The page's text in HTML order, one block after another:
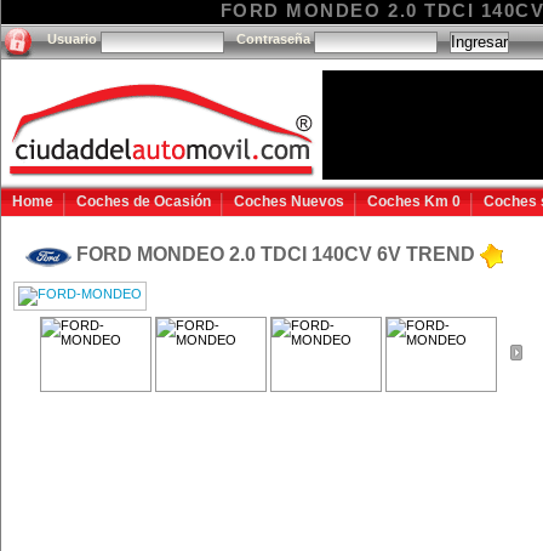
FORD MONDEO 2.0 TDCI
Usuario Contraseña
Home Coches de Ocasión Coches Nuevos Coches Km 0 Coches
FORD MONDEO 2.0 TDCI 140CV 6V TREND